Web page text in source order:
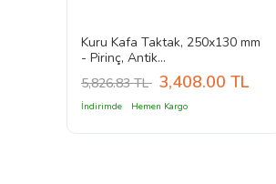
Kuru Kafa Taktak, 250x130 mm
- Pirinç, Antik...
5,826.83 TL 3,408.00 TL
İndirimde Hemen Kargo